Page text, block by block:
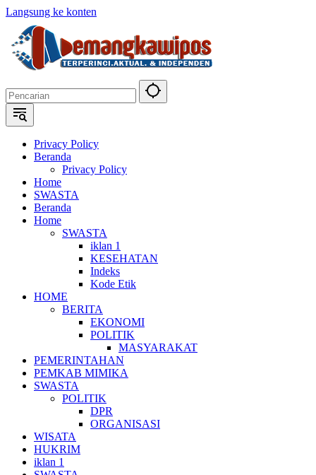
Langsung ke konten
Privacy Policy
Beranda
Privacy Policy
Home
SWASTA
Beranda
Home
SWASTA
iklan 1
KESEHATAN
Indeks
Kode Etik
HOME
BERITA
EKONOMI
POLITIK
MASYARAKAT
PEMERINTAHAN
PEMKAB MIMIKA
SWASTA
POLITIK
DPR
ORGANISASI
WISATA
HUKRIM
iklan 1